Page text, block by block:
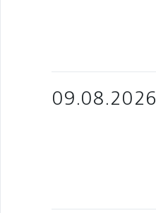
09.08.2026